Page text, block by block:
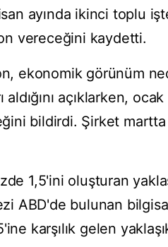
ayında ikinci toplu
vereceğini kaydetti.
ekonomik görünüm
aldığını açıklarken,
bildirdi. Şirket martta
1,5'ini oluşturan
ABD'de bulunan
karşılık gelen